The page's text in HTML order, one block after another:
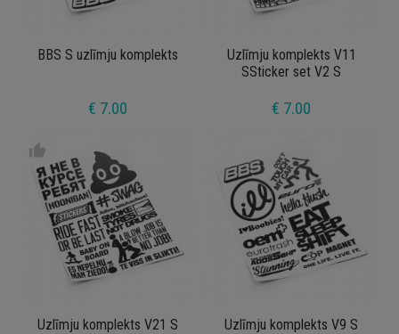
BBS S uzlīmju komplekts
€ 7.00
Uzlīmju komplekts V11
SSticker set V2 S
€ 7.00
Uzlīmju komplekts V21 S
thumb_up
Uzlīmju komplekts V9 S